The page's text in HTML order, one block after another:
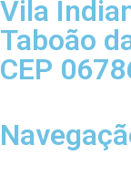
Vila
Taboão
CEP